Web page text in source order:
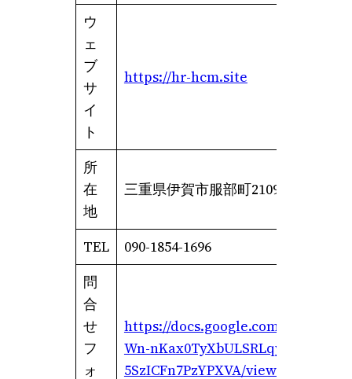
ウ
ェ
ブ
サ
イ
ト
https://hr-hcm.site
所
在
地
三重県伊賀市服部町2109番地の18
TEL
090-1854-1696
問
合
せ
フ
ォ
https://docs.google.com/forms/d/e/
Wn-nKax0TyXbULSRLqyekk4-
5SzICFn7PzYPXVA/viewform